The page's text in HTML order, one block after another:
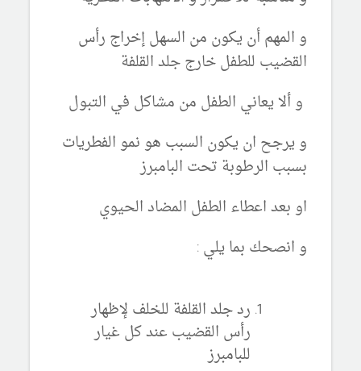
و المهم أن يكون من السهل إخراج رأس
القضيب للطفل خارج جلد القلفة
و ألا يعاني الطفل من مشاكل في التبول
و يرجح ان يكون السبب هو نمو الفطريات
بسبب الرطوبة تحت البامبرز
او بعد اعطاء الطفل المضاد الحيوي
و انصحك بما يلي :
رد جلد القلفة للخلف لإظهار
رأس القضيب عند كل غيار
للبامبرز